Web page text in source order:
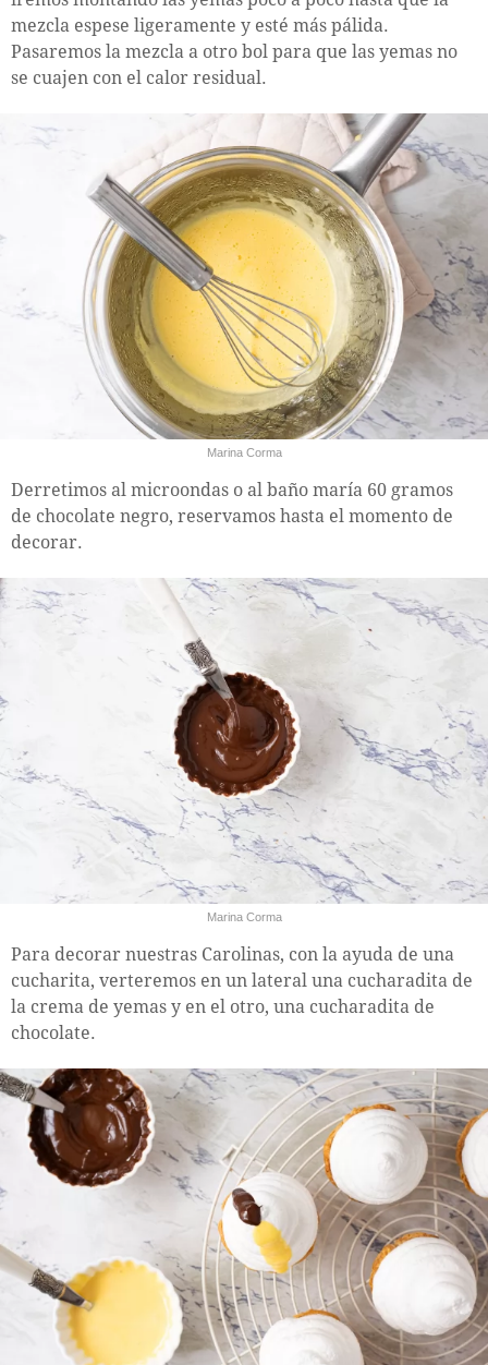
mezcla espese ligeramente y esté más pálida.
Pasaremos la mezcla a otro bol para que las yemas no
se cuajen con el calor residual.
Marina Corma
Derretimos al microondas o al baño maría 60 gramos
de chocolate negro, reservamos hasta el momento de
decorar.
Marina Corma
Para decorar nuestras Carolinas, con la ayuda de una
cucharita, verteremos en un lateral una cucharadita de
la crema de yemas y en el otro, una cucharadita de
chocolate.